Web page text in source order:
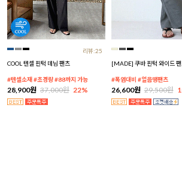
리뷰:25
COOL 텐셀 핀턱 데님 팬츠
#텐셀소재 #초경량 #88까지 가능
28,900원 37,000원 22%
[MADE] 쿠바 핀턱 와이드 팬
#폭염대비 #얼음땡팬츠
26,600원 29,500원